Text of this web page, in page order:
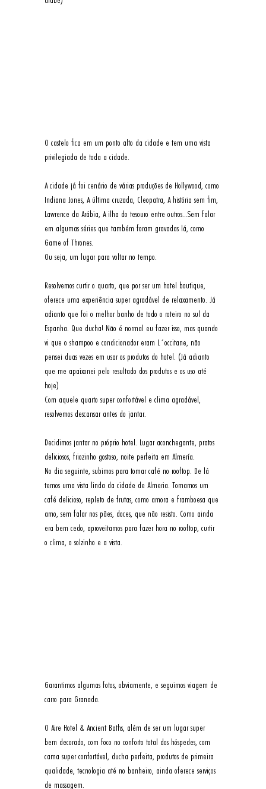
O castelo fica em um ponto alto da cidade e tem uma vista
privilegiada de toda a cidade.
A cidade já foi cenário de várias produções de Hollywood, como
Indiana Jones, A última cruzada, Cleopatra, A história sem fim,
Lawrence da Arábia, A ilha do tesouro entre outros...Sem falar
em algumas séries que também foram gravadas lá, como
Game of Thrones.
Ou seja, um lugar para voltar no tempo.
Resolvemos curtir o quarto, que por ser um hotel boutique,
oferece uma experiência super agradável de relaxamento. Já
adianto que foi o melhor banho de todo o roteiro no sul da
Espanha. Que ducha! Não é normal eu fazer isso, mas quando
vi que o shampoo e condicionador eram L´occitane, não
pensei duas vezes em usar os produtos do hotel. (Já adianto
que me apaixonei pelo resultado dos produtos e os uso até
hoje)
Com aquele quarto super confortável e clima agradável,
resolvemos descansar antes do jantar.
Decidimos jantar no próprio hotel. Lugar aconchegante, pratos
deliciosos, friozinho gostoso, noite perfeita em Almería.
No dia seguinte, subimos para tomar café no rooftop. De lá
temos uma vista linda da cidade de Almeria. Tomamos um
café delicioso, repleto de frutas, como amora e framboesa que
amo, sem falar nos pães, doces, que não resisto. Como ainda
era bem cedo, aproveitamos para fazer hora no rooftop, curtir
o clima, o solzinho e a vista.
Garantimos algumas fotos, obviamente, e seguimos viagem de
carro para Granada.
O Aire Hotel & Ancient Baths, além de ser um lugar super
bem decorado, com foco no conforto total dos hóspedes, com
cama super confortável, ducha perfeita, produtos de primeira
qualidade, tecnologia até no banheiro, ainda oferece serviços
de massagem.